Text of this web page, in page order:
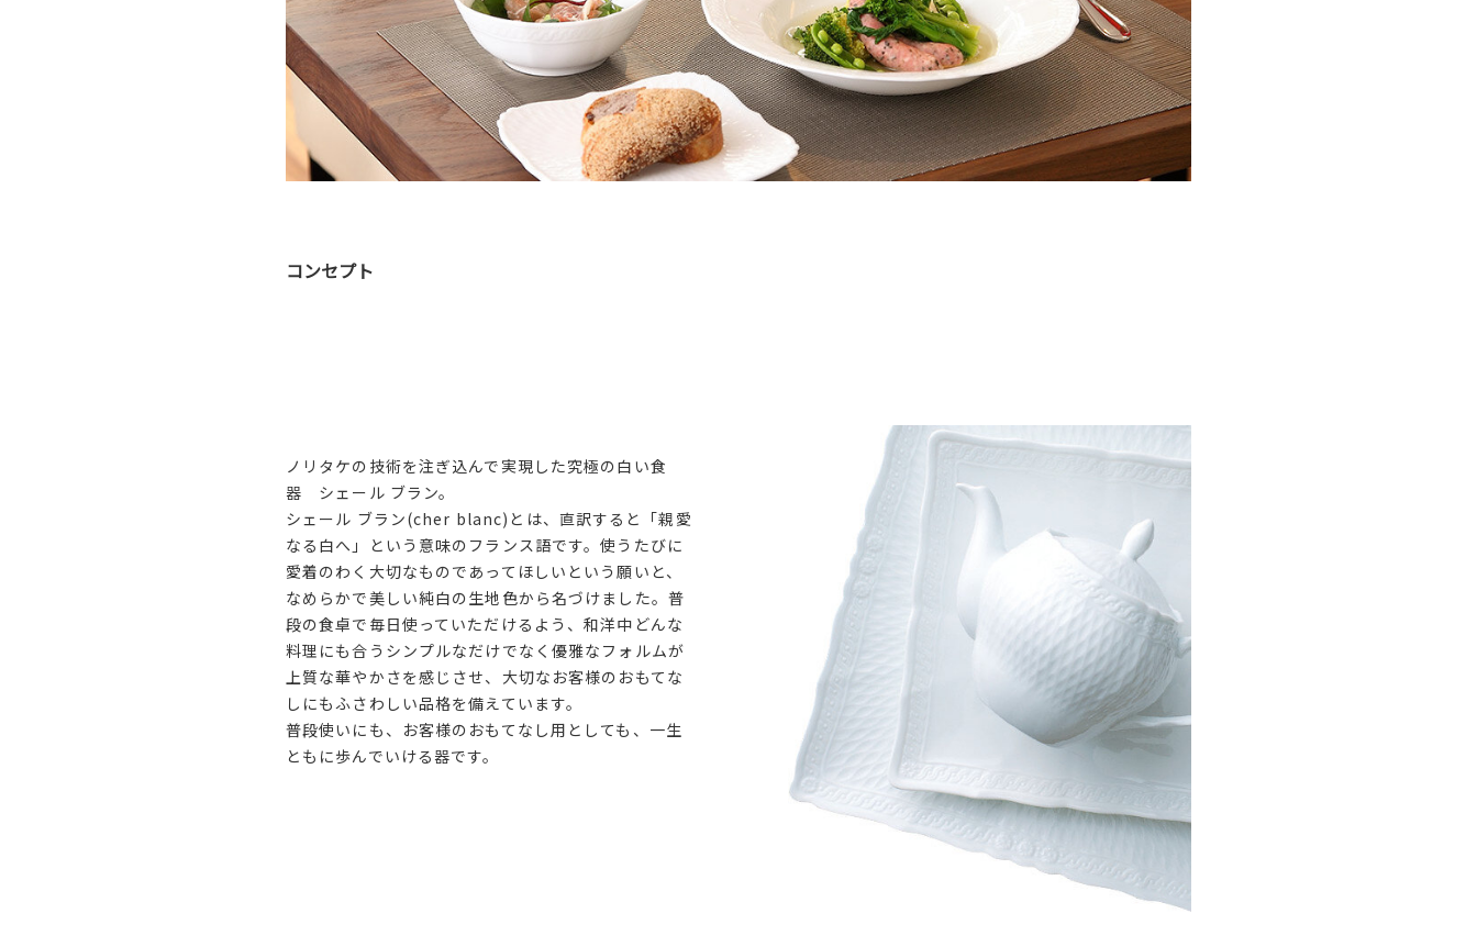
コンセプト
ノリタケの技術を注ぎ込んで実現した究極の白い食
器 シェール ブラン。
シェール ブラン(cher blanc)とは、直訳すると「親愛
なる白へ」という意味のフランス語です。使うたびに
愛着のわく大切なものであってほしいという願いと、
なめらかで美しい純白の生地色から名づけました。普
段の食卓で毎日使っていただけるよう、和洋中どんな
料理にも合うシンプルなだけでなく優雅なフォルムが
上質な華やかさを感じさせ、大切なお客様のおもてな
しにもふさわしい品格を備えています。
普段使いにも、お客様のおもてなし用としても、一生
ともに歩んでいける器です。